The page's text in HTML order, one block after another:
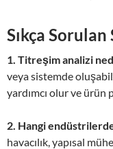
Sıkça
1. Titreşim analizi
veya sistemde
yardımcı olur ve ürün
2. Hangi
havacılık, yapısal